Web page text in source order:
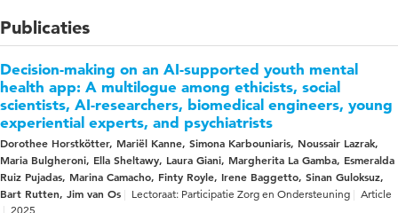
Publicaties
Decision-making on an AI-supported youth mental
health app: A multilogue among ethicists, social
scientists, AI-researchers, biomedical engineers, young
experiential experts, and psychiatrists
Dorothee Horstkötter, Mariël Kanne, Simona Karbouniaris, Noussair Lazrak,
Maria Bulgheroni, Ella Sheltawy, Laura Giani, Margherita La Gamba, Esmeralda
Ruiz Pujadas, Marina Camacho, Finty Royle, Irene Baggetto, Sinan Guloksuz,
Bart Rutten, Jim van Os
Lectoraat: Participatie Zorg en Ondersteuning
Article
2025